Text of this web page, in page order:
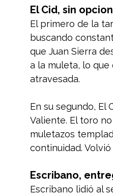
El Cid, sin
El primero de la
buscando
que Juan Sierra
a la muleta, lo
atravesada.
En su segundo, El
Valiente. El toro
muletazos
continuidad.
Escribano,
Escribano lidió al